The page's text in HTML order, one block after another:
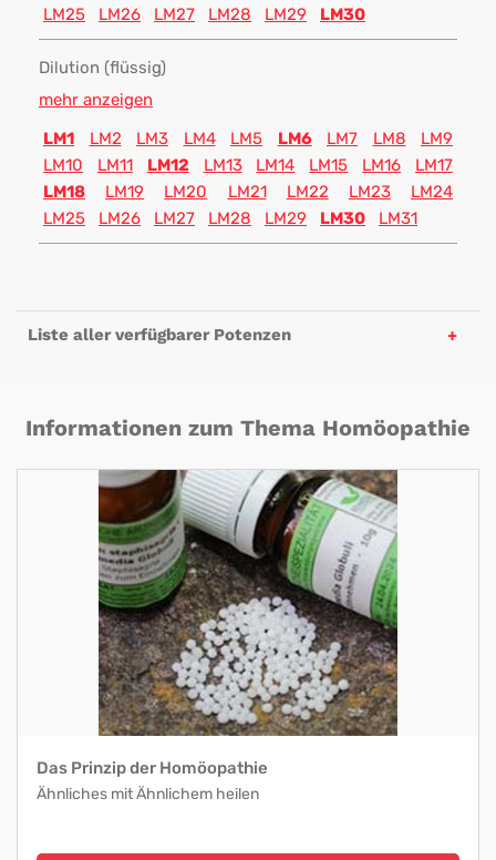
LM25 LM26 LM27 LM28 LM29 LM30
Dilution (flüssig)
mehr anzeigen
LM1
LM2 LM3 LM4 LM5 LM6 LM7 LM8
LM9
LM10
LM11 LM12 LM13 LM14 LM15 LM16
LM17
LM18
LM19 LM20 LM21 LM22 LM23
LM24
LM25
LM26 LM27 LM28 LM29 LM30 LM31
Liste aller verfügbarer Potenzen
Informationen zum Thema Homöopathie
Das Prinzip der Homöopathie
Ähnliches mit Ähnlichem heilen